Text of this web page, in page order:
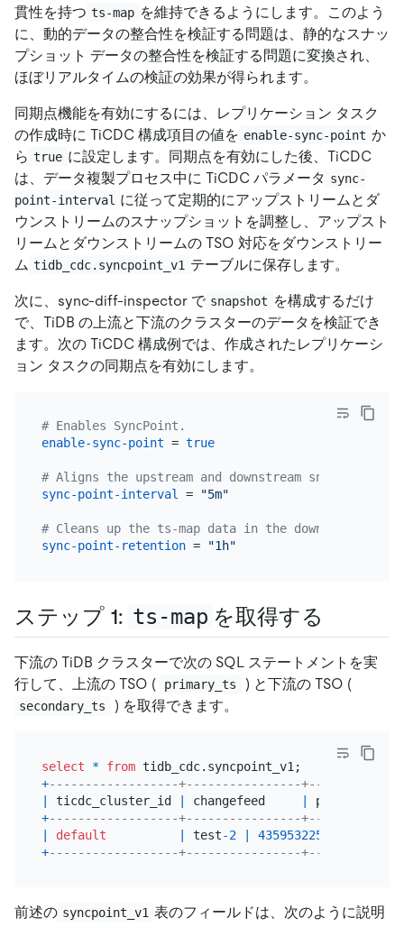
貫性を持つ ts-map を維持できるようにします。このよう
に、動的データの整合性を検証する問題は、静的なスナッ
プショット データの整合性を検証する問題に変換され、
ほぼリアルタイムの検証の効果が得られます。
同期点機能を有効にするには、レプリケーション タスク
の作成時に TiCDC 構成項目の値を enable-sync-point か
ら true に設定します。同期点を有効にした後、TiCDC
は、データ複製プロセス中に TiCDC パラメータ sync-
point-interval に従って定期的にアップストリームとダ
ウンストリームのスナップショットを調整し、アップスト
リームとダウンストリームの TSO 対応をダウンストリー
ム tidb_cdc.syncpoint_v1 テーブルに保存します。
次に、sync-diff-inspector で snapshot を構成するだけ
で、TiDB の上流と下流のクラスターのデータを検証でき
ます。次の TiCDC 構成例では、作成されたレプリケーシ
ョン タスクの同期点を有効にします。
# Enables SyncPoint.
enable-sync-point = true
# Aligns the upstream and downstream snapshots
sync-point-interval
= "5m"
# Cleans up the ts-map data in the downstream
sync-point-retention = "1h"
ステップ 1: ts-map を取得する
下流の TiDB クラスターで次の SQL ステートメントを実
行して、上流の TSO (
primary_ts ) と下流の TSO (
secondary_ts ) を取得できます。
select * from
+------------------+----------------
|
ticdc_cluster_id | changefeed |
+------------------+----------------
|
default | test-2 | 435953225454059520
+------------------+----------------
前述の syncpoint_v1 表のフィールドは、次のように説明